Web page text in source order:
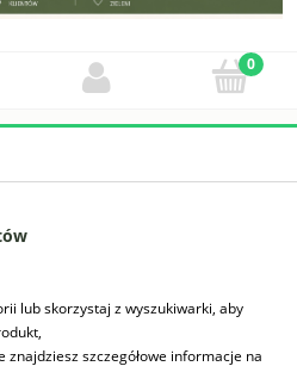
lub skorzystaj z wyszukiwarki, aby
znajdziesz szczegółowe informacje na